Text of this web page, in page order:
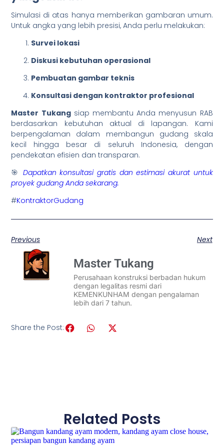
Simulasi di atas hanya memberikan gambaran umum.
Untuk angka yang lebih presisi, Anda perlu melakukan:
Survei lokasi
Diskusi kebutuhan operasional
Pembuatan gambar teknis
Konsultasi dengan kontraktor profesional
Master Tukangsiap membantu Anda menyusun RAB
berdasarkan kebutuhan aktual di lapangan. Kami
berpengalaman dalam membangun gudang skala
kecil hingga besar di seluruh Indonesia, dengan
pendekatan efisien dan transparan.
🎯 Dapatkan konsultasi gratis dan estimasi akurat untuk
proyek gudang Anda sekarang.
#KontraktorGudang
Previous Next
Master Tukang
Perusahaan konstruksi berbadan hukum
dengan legalitas resmi dari
KEMENKUNHAM dengan pengalaman
lebih dari 7 tahun.
Share the Post:
Related Posts